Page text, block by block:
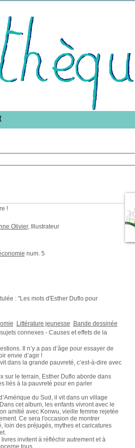
!
Olivier, Illustrateur
num. 5
: "Les mots d'Esther Duflo pour
Littérature jeunesse
Bande dessinée
connexes - Causes et effets de la
Il n’y a pas d’âge pour essayer de
envie d’agir !
dans la grande pauvreté, c’est-à-dire avec
sur le terrain, Esther Duflo aborde dans
liés à la pauvreté pour en parler
du Sud, il vit dans un village
cet album, les enfants vivront avec le
amitié avec Konwu, vieille femme rejetée
Ce sera l'occasion de montrer
loin des préjugés, mythes et caricatures
invitent à réfléchir autrement et à
tous.